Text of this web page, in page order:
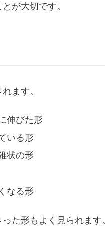
が大切です。
ます。
伸びた形
いる形
状の形
なる形
た形もよく見られます